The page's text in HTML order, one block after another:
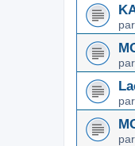
par
par
par
par